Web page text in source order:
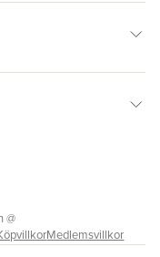
@
Medlemsvillkor